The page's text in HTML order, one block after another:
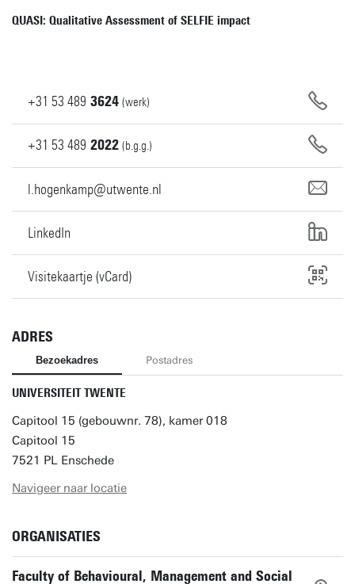
QUASI: Qualitative Assessment of SELFIE impact
+31 53 489 3624 (werk)
+31 53 489 2022 (b.g.g.)
l.hogenkamp@utwente.nl
LinkedIn
Visitekaartje (vCard)
ADRES
Bezoekadres Postadres
UNIVERSITEIT TWENTE
Capitool 15 (gebouwnr. 78), kamer 018
Capitool 15
7521 PL Enschede
Navigeer naar locatie
ORGANISATIES
Faculty of Behavioural, Management and Social